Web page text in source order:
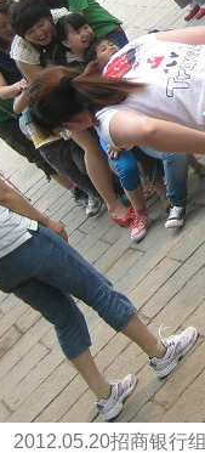
2012.05.20招商银行